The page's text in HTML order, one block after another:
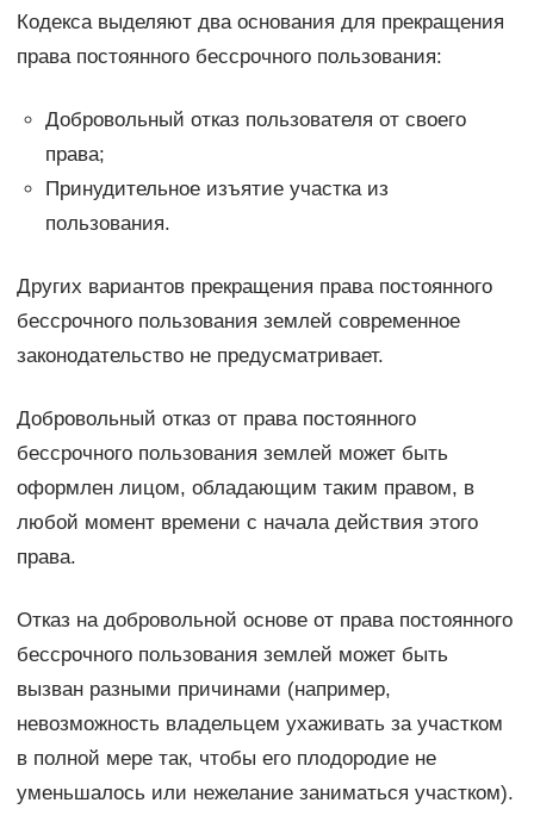
Кодекса выделяют два основания для прекращения
права постоянного бессрочного пользования:
Добровольный отказ пользователя от своего
права;
Принудительное изъятие участка из
пользования.
Других вариантов прекращения права постоянного
бессрочного пользования землей современное
законодательство не предусматривает.
Добровольный отказ от права постоянного
бессрочного пользования землей может быть
оформлен лицом, обладающим таким правом, в
любой момент времени с начала действия этого
права.
Отказ на добровольной основе от права постоянного
бессрочного пользования землей может быть
вызван разными причинами (например,
невозможность владельцем ухаживать за участком
в полной мере так, чтобы его плодородие не
уменьшалось или нежелание заниматься участком).